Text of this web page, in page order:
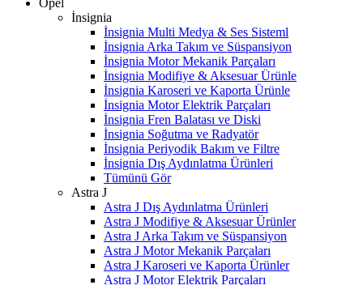
Opel
İnsignia
İnsignia Multi Medya & Ses Sisteml
İnsignia Arka Takım ve Süspansiyon
İnsignia Motor Mekanik Parçaları
İnsignia Modifiye & Aksesuar Ürünle
İnsignia Karoseri ve Kaporta Ürünle
İnsignia Motor Elektrik Parçaları
İnsignia Fren Balatası ve Diski
İnsignia Soğutma ve Radyatör
İnsignia Periyodik Bakım ve Filtre
İnsignia Dış Aydınlatma Ürünleri
Tümünü Gör
Astra J
Astra J Dış Aydınlatma Ürünleri
Astra J Modifiye & Aksesuar Ürünler
Astra J Arka Takım ve Süspansiyon
Astra J Motor Mekanik Parçaları
Astra J Karoseri ve Kaporta Ürünler
Astra J Motor Elektrik Parçaları